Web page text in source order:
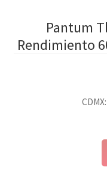
Pantum
Rendimiento